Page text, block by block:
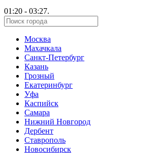
01:20 - 03:27.
Москва
Махачкала
Санкт-Петербург
Казань
Грозный
Екатеринбург
Уфа
Каспийск
Самара
Нижний Новгород
Дербент
Ставрополь
Новосибирск